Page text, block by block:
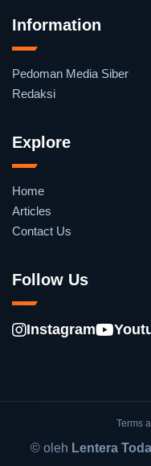
Information
Pedoman Media Siber
Redaksi
Explore
Home
Articles
Contact Us
Follow Us
Instagram
Terms
© oleh Lentera